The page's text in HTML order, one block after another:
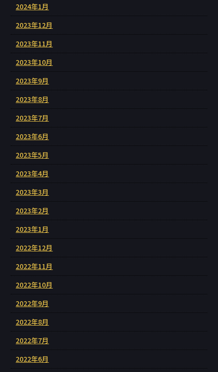
2024年1月
2023年12月
2023年11月
2023年10月
2023年9月
2023年8月
2023年7月
2023年6月
2023年5月
2023年4月
2023年3月
2023年2月
2023年1月
2022年12月
2022年11月
2022年10月
2022年9月
2022年8月
2022年7月
2022年6月